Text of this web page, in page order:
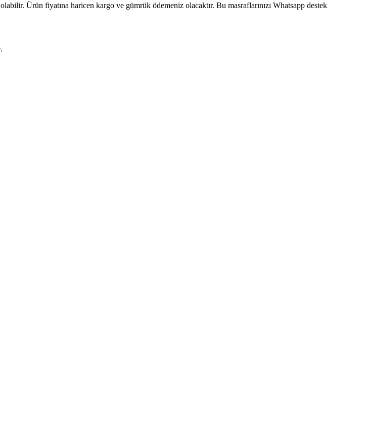
Ürün fiyatına haricen kargo ve gümrük ödemeniz olacaktır. Bu masraflarınızı Whatsapp destek